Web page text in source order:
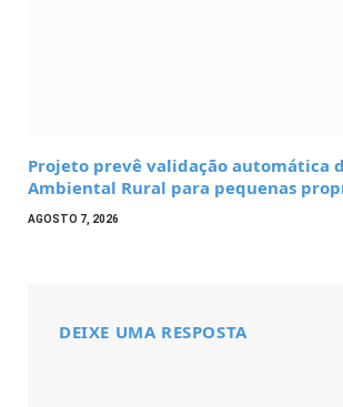
Projeto prevê validação automática
Ambiental Rural para pequenas
AGOSTO 7, 2026
DEIXE UMA RESPOSTA